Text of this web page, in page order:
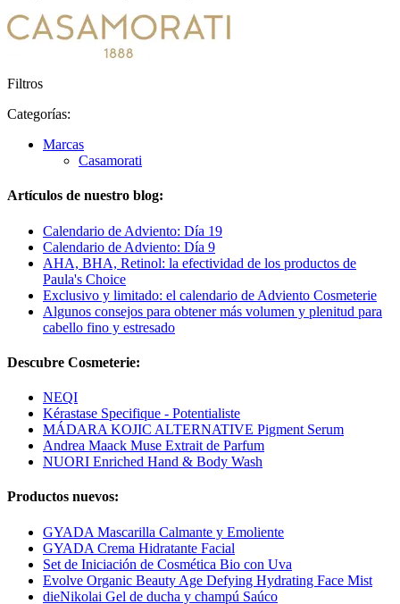
Filtros
Categorías:
Marcas
Casamorati
Artículos de nuestro blog:
Calendario de Adviento: Día 19
Calendario de Adviento: Día 9
AHA, BHA, Retinol: la efectividad de los productos de
Paula's Choice
Exclusivo y limitado: el calendario de Adviento Cosmeterie
Algunos consejos para obtener más volumen y plenitud para
cabello fino y estresado
Descubre Cosmeterie:
NEQI
Kérastase Specifique - Potentialiste
MÁDARA KOJIC ALTERNATIVE Pigment Serum
Andrea Maack Muse Extrait de Parfum
NUORI Enriched Hand & Body Wash
Productos nuevos:
GYADA Mascarilla Calmante y Emoliente
GYADA Crema Hidratante Facial
Set de Iniciación de Cosmética Bio con Uva
Evolve Organic Beauty Age Defying Hydrating Face Mist
dieNikolai Gel de ducha y champú Saúco